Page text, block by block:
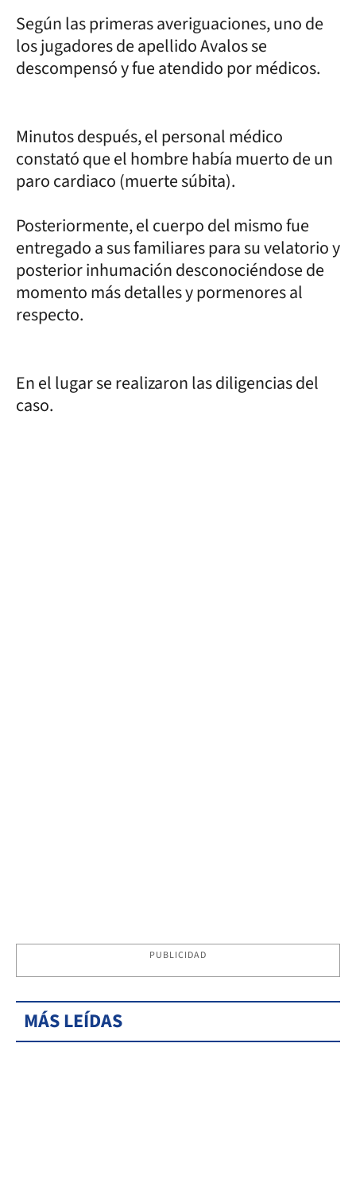
Según las primeras averiguaciones, uno de
los jugadores de apellido Avalos se
descompensó y fue atendido por médicos.
Minutos después, el personal médico
constató que el hombre había muerto de un
paro cardiaco (muerte súbita).
Posteriormente, el cuerpo del mismo fue
entregado a sus familiares para su velatorio y
posterior inhumación desconociéndose de
momento más detalles y pormenores al
respecto.
En el lugar se realizaron las diligencias del
caso.
PUBLICIDAD
MÁS LEÍDAS